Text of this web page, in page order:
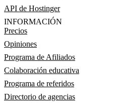
API de Hostinger
INFORMACIÓN
Precios
Opiniones
Programa de Afiliados
Colaboración educativa
Programa de referidos
Directorio de agencias